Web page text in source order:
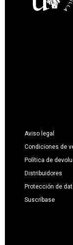
Aviso legal
Condiciones de
Política de
Distribuidores
Protección de
Suscríbase